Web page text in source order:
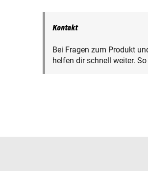
Kontakt
Bei Fragen zum Produkt
helfen dir schnell weiter.